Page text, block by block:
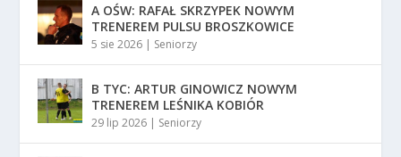
A OŚW: RAFAŁ SKRZYPEK NOWYM
TRENEREM PULSU BROSZKOWICE
5 sie 2026 | Seniorzy
B TYC: ARTUR GINOWICZ NOWYM
TRENEREM LEŚNIKA KOBIÓR
29 lip 2026 | Seniorzy